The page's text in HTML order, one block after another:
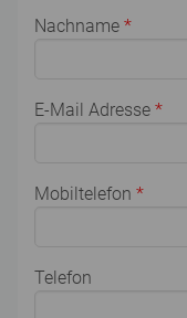
Nachname *
E-Mail Adresse *
Mobiltelefon *
Telefon